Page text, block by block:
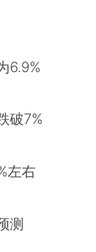
6.9%
破7%
左右
测